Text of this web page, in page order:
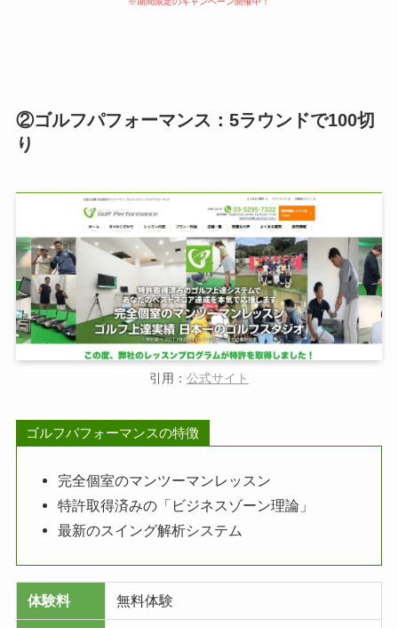
②ゴルフパフォーマンス：5ラウンドで100切
り
引用： 公式サイト
ゴルフパフォーマンスの特徴
完全個室のマンツーマンレッスン
特許取得済みの「ビジネスゾーン理論」
最新のスイング解析システム
体験料 無料体験